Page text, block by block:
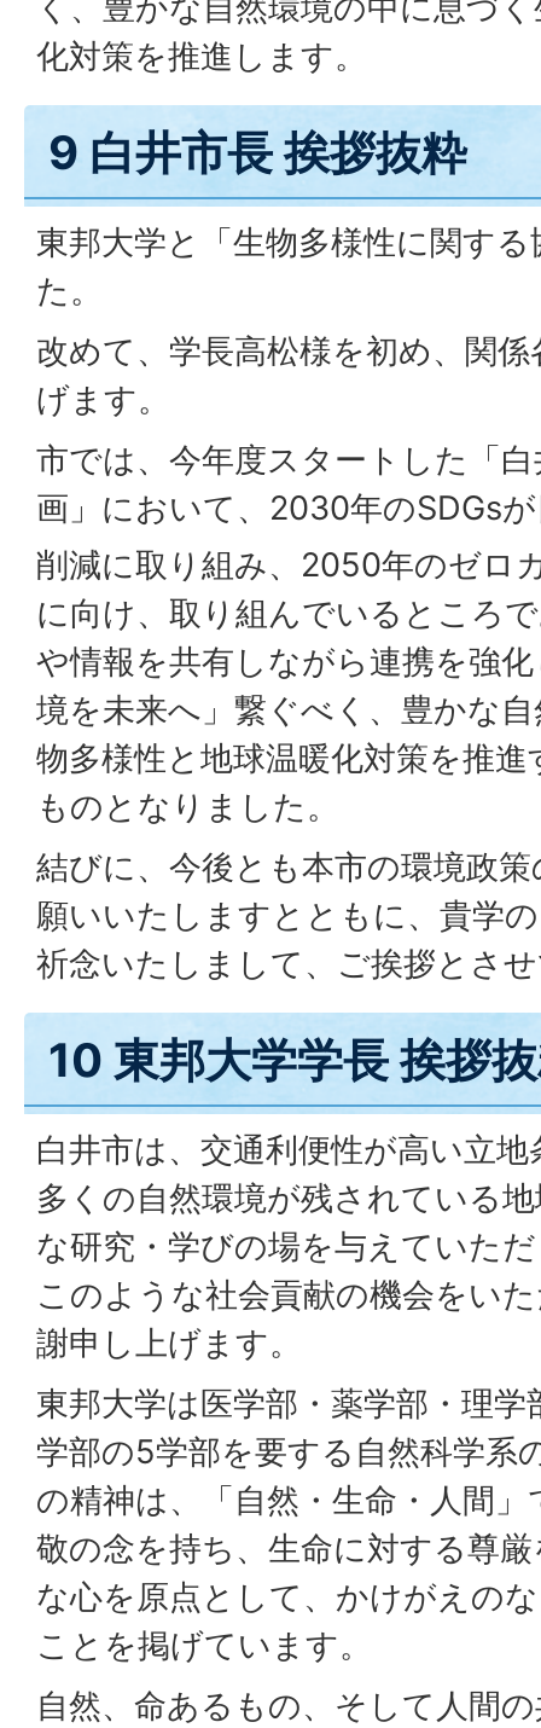
化対策を推進します。
9 白井市長 挨拶抜粋
東邦大学と「生物多様性に関す
た。
改めて、学長高松様を初め、関
げます。
市では、今年度スタートした「
画」において、2030年のSDGs
削減に取り組み、2050年のゼロ
に向け、取り組んでいるところ
や情報を共有しながら連携を強
境を未来へ」繋ぐべく、豊かな
物多様性と地球温暖化対策を推
ものとなりました。
結びに、今後とも本市の環境政
願いいたしますとともに、貴学
祈念いたしまして、ご挨拶とさ
10 東邦大学学長 挨拶
白井市は、交通利便性が高い立
多くの自然環境が残されている
な研究・学びの場を与えていた
このような社会貢献の機会をい
謝申し上げます。
東邦大学は医学部・薬学部・理
学部の5学部を要する自然科学系
の精神は、「自然・生命・人間
敬の念を持ち、生命に対する尊
な心を原点として、かけがえの
ことを掲げています。
自然、命あるもの、そして人間